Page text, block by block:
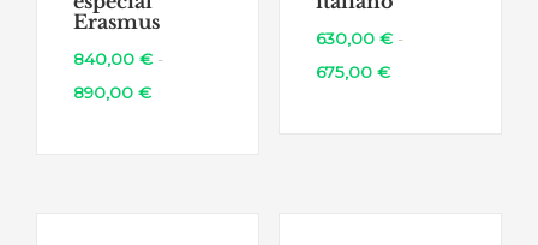
Erasmus
840,00 € -
890,00 €Rango
630,00 € -
675,00 €Rango